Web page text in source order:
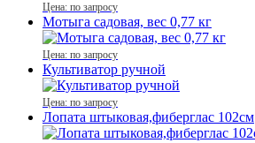
Цена: по запросу
Мотыга садовая, вес 0,77 кг
Цена: по запросу
Культиватор ручной
Цена: по запросу
Лопата штыковая,фиберглас 102см